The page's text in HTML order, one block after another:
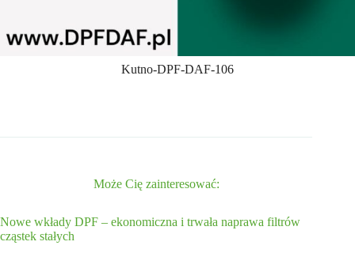
Kutno-DPF-DAF-106
Może Cię zainteresować:
Nowe wkłady DPF – ekonomiczna i trwała naprawa filtrów
cząstek stałych